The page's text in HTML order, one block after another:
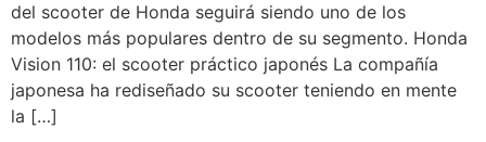
del scooter de Honda seguirá siendo uno de los
modelos más populares dentro de su segmento. Honda
Vision 110: el scooter práctico japonés La compañía
japonesa ha rediseñado su scooter teniendo en mente
la […]